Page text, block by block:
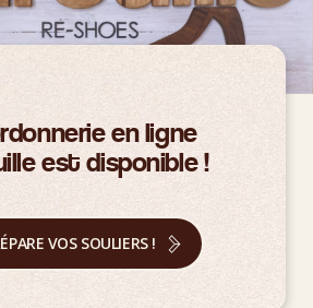
en ligne
est disponible !
VOS SOULIERS !